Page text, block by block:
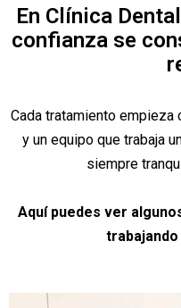
En Clínica
confianza se
Cada tratamiento empieza
y un equipo que trabaja
siempre
Aquí puedes ver